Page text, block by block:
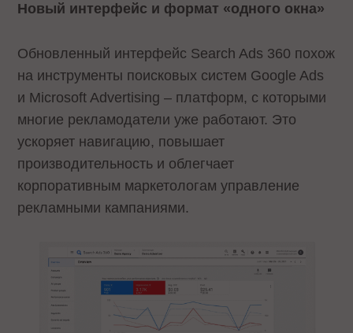
Новый интерфейс и формат «одного окна»
Обновленный интерфейс Search Ads 360 похож
на инструменты поисковых систем Google Ads
и Microsoft Advertising – платформ, с которыми
многие рекламодатели уже работают. Это
ускоряет навигацию, повышает
производительность и облегчает
корпоративным маркетологам управление
рекламными кампаниями.